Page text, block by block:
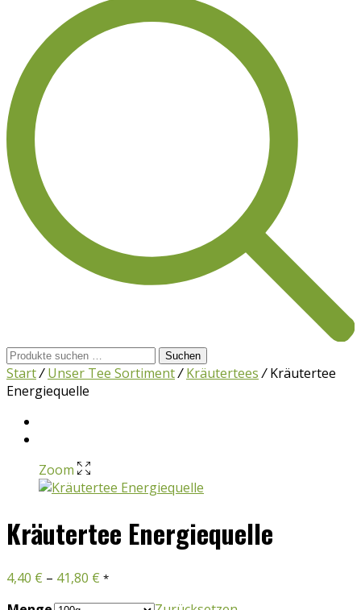
Suchen
nach:
Suchen
Start/ Unser Tee Sortiment/ Kräutertees /Kräutertee
Energiequelle
Zoom
Kräutertee Energiequelle
4,40 € – 41,80 € *